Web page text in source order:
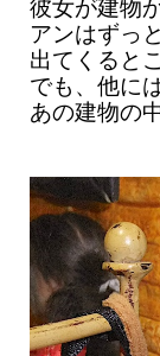
彼女が建物
アンはずっ
出てくると
でも、他に
あの建物の